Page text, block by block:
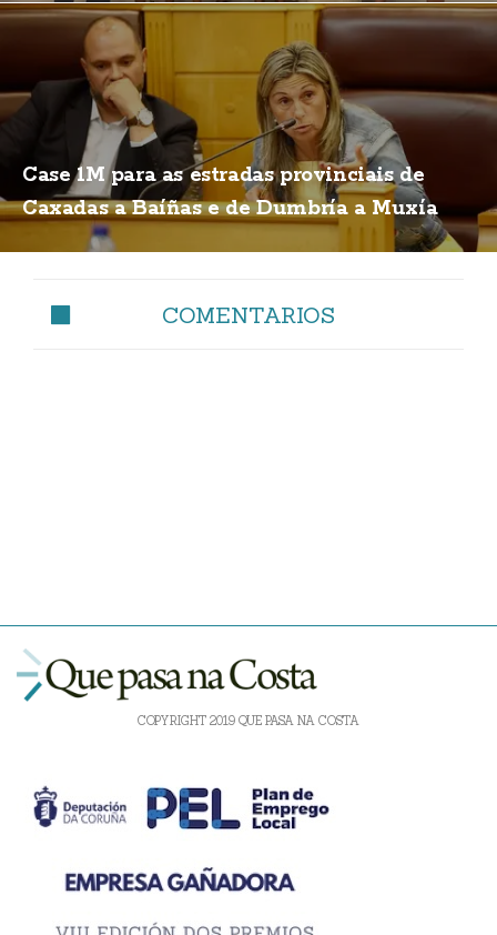
Case 1M para as estradas provinciais de
Caxadas a Baíñas e de Dumbría a Muxía
COMENTARIOS
COPYRIGHT 2019 QUE PASA NA COSTA